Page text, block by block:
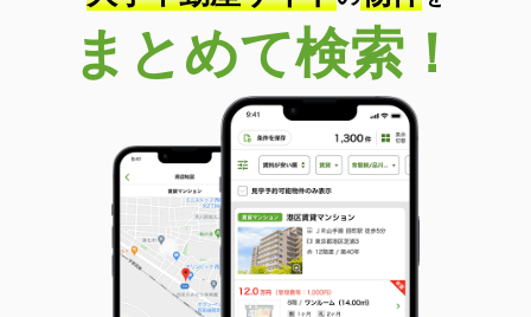
まとめて検索！